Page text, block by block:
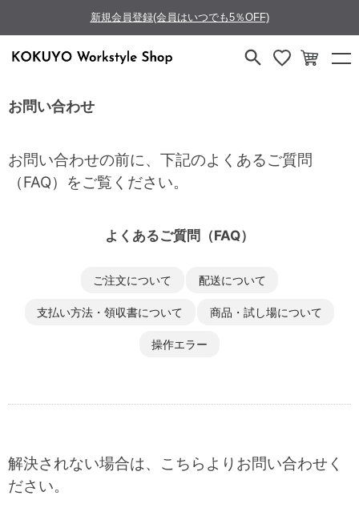
新規会員登録(会員はいつでも5％OFF)
お問い合わせ
お問い合わせの前に、下記のよくあるご質問
（FAQ）をご覧ください。
よくあるご質問（FAQ）
ご注文について 配送について
支払い方法・領収書について 商品・試し場について
操作エラー
解決されない場合は、こちらよりお問い合わせく
ださい。